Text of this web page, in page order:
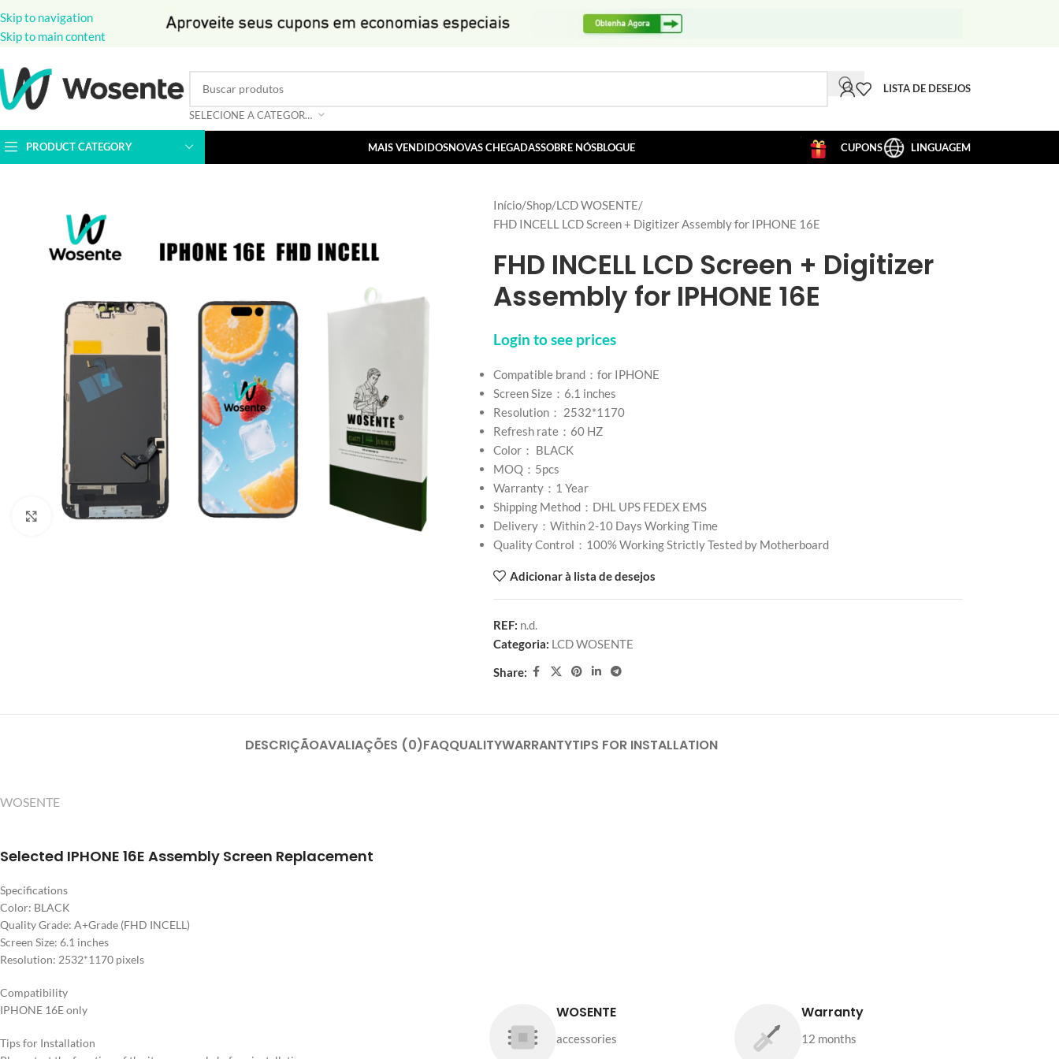
Skip to navigation
Skip to main content
SELECIONE A CATEGORIA
LISTA DE DESEJOS
PRODUCT CATEGORY MAIS VENDIDOSNOVAS CHEGADASSOBRE NÓSBLOGUE CUPONS LINGUAGEM
Click to enlarge
Início Shop LCD WOSENTE
FHD INCELL LCD Screen + Digitizer Assembly for IPHONE 16E
FHD INCELL LCD Screen + Digitizer
Assembly for IPHONE 16E
Login to see prices
Compatible brand：for IPHONE
Screen Size：6.1 inches
Resolution： 2532*1170
Refresh rate：60 HZ
Color： BLACK
MOQ：5pcs
Warranty：1 Year
Shipping Method：DHL UPS FEDEX EMS
Delivery：Within 2-10 Days Working Time
Quality Control：100% Working Strictly Tested by Motherboard
Adicionar à lista de desejos
REF: n.d.
Categoria: LCD WOSENTE
Share:
DESCRIÇÃOAVALIAÇÕES (0)FAQQUALITYWARRANTYTIPS FOR INSTALLATION
WOSENTE
Selected IPHONE 16E Assembly Screen Replacement
Specifications
Color: BLACK
Quality Grade: A+Grade (FHD INCELL)
Screen Size: 6.1 inches
Resolution: 2532*1170 pixels
Compatibility
IPHONE 16E only
Tips for Installation
WOSENTE
accessories
Warranty
12 months